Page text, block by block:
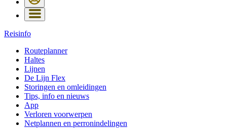
Reisinfo
Routeplanner
Haltes
Lijnen
De Lijn Flex
Storingen en omleidingen
Tips, info en nieuws
App
Verloren voorwerpen
Netplannen en perronindelingen